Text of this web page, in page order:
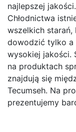
najlepszej
Chłodnictwa
wszelkich
dowodzić tylko
wysokiej jakości.
na produktach
znajdują się
Tecumseh. Na
prezentujemy